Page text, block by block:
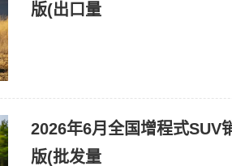
版(出口量
2026年6月全国增程式SUV
版(批发量